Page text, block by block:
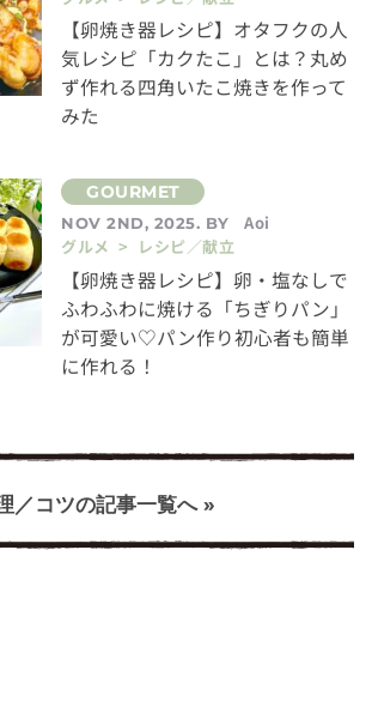
【卵焼き器レシピ】オタフクの人
気レシピ「カクたこ」とは？丸め
ず作れる四角いたこ焼きを作って
みた
NOV 2ND, 2025. BY
Aoi
グルメ > レシピ／献立
【卵焼き器レシピ】卵・塩なしで
ふわふわに焼ける「ちぎりパン」
が可愛い♡パン作り初心者も簡単
に作れる！
／コツの記事一覧へ »